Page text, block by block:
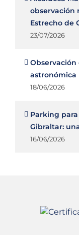
observación
Estrecho de
23/07/2026
Observación
astronómica
18/06/2026
Parking
Gibraltar:
16/06/2026